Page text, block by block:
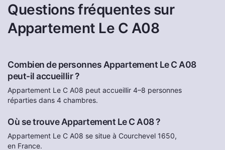
Questions fréquentes sur
Appartement Le C A08
Combien de personnes Appartement Le C A08
peut-il accueillir ?
Appartement Le C A08 peut accueillir 4–8 personnes
réparties dans 4 chambres.
Où se trouve Appartement Le C A08 ?
Appartement Le C A08 se situe à Courchevel 1650,
en France.